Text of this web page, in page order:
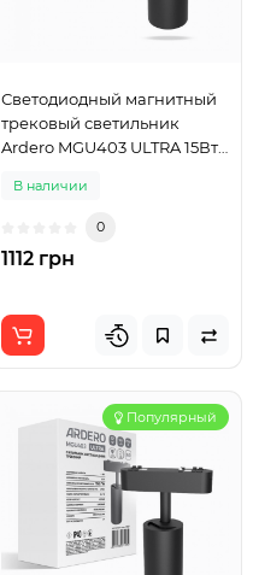
Светодиодный магнитный
трековый светильник
Ardero MGU403 ULTRA 15Вт
В наличии
0
1112 грн
Популярный